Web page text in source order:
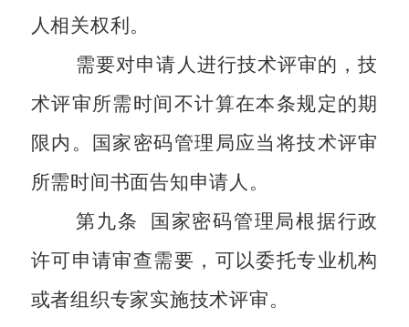
人相关权利。
需要对申请人进行技术评审的，技
术评审所需时间不计算在本条规定的期
限内。国家密码管理局应当将技术评审
所需时间书面告知申请人。
第九条
国家密码管理局根据行政
许可申请审查需要，可以委托专业机构
或者组织专家实施技术评审。